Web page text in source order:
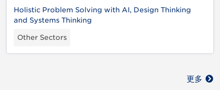
Holistic Problem Solving with AI, Design Thinking
and Systems Thinking
Other Sectors
更多